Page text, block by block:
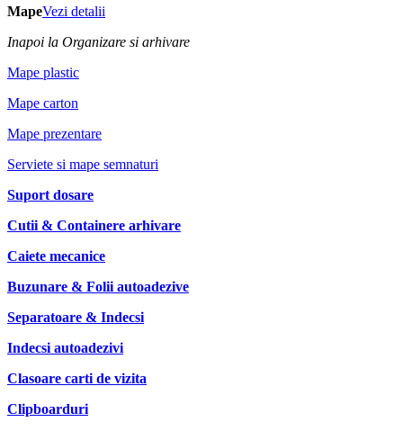
MapeVezi detalii
Inapoi la Organizare si arhivare
Mape plastic
Mape carton
Mape prezentare
Serviete si mape semnaturi
Suport dosare
Cutii & Containere arhivare
Caiete mecanice
Buzunare & Folii autoadezive
Separatoare & Indecsi
Indecsi autoadezivi
Clasoare carti de vizita
Clipboarduri